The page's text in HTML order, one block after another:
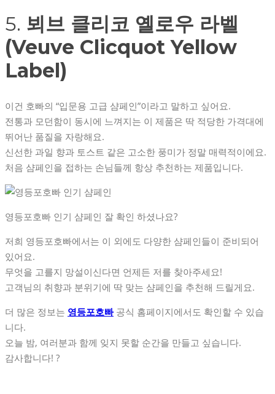
5. 뵈브 클리코 옐로우 라벨
(Veuve Clicquot Yellow
Label)
이건 호빠의 “입문용 고급 샴페인”이라고 말하고 싶어요.
전통과 모던함이 동시에 느껴지는 이 제품은 딱 적당한 가격대에
뛰어난 품질을 자랑해요.
신선한 과일 향과 토스트 같은 고소한 풍미가 정말 매력적이에요.
처음 샴페인을 접하는 손님들께 항상 추천하는 제품입니다.
영등포호빠 인기 샴페인 잘 확인 하셨나요?
저희 영등포호빠에서는 이 외에도 다양한 샴페인들이 준비되어
있어요.
무엇을 고를지 망설이신다면 언제든 저를 찾아주세요!
고객님의 취향과 분위기에 딱 맞는 샴페인을 추천해 드릴게요.
더 많은 정보는 영등포호빠공식 홈페이지에서도 확인할 수 있습
니다.
오늘 밤, 여러분과 함께 잊지 못할 순간을 만들고 싶습니다.
감사합니다! ?